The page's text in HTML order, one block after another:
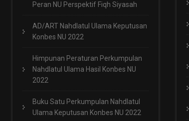
Peran NU Perspektif Fiqh Siyasah
AD/ART Nahdlatul Ulama Keputusan
Konbes NU 2022
Himpunan Peraturan Perkumpulan
Nahdlatul Ulama Hasil Konbes NU
2022
Buku Satu Perkumpulan Nahdlatul
Ulama Keputusan Konbes NU 2022